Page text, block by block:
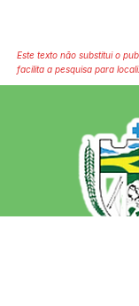
Este texto não substitui o
facilita a pesquisa para